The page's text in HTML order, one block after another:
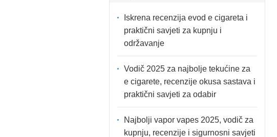
Iskrena recenzija evod e cigareta i
praktični savjeti za kupnju i
održavanje
Vodič 2025 za najbolje tekućine za
e cigarete, recenzije okusa sastava i
praktični savjeti za odabir
Najbolji vapor vapes 2025, vodič za
kupnju, recenzije i sigurnosni savjeti